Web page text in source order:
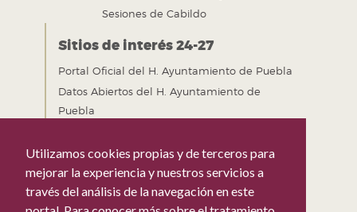
Utilizamos cookies propias y de terceros para
mejorar la experiencia y nuestros servicios a
través del análisis de la navegación en este
Sesiones de Cabildo
Sitios de interés 24-27
Portal Oficial del H. Ayuntamiento de Puebla
Datos Abiertos del H. Ayuntamiento de
Puebla
Puebla
Mejora Regulatoria del H. Ayuntamiento de
Puebla